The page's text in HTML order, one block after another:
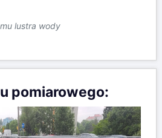
pomiarowego: